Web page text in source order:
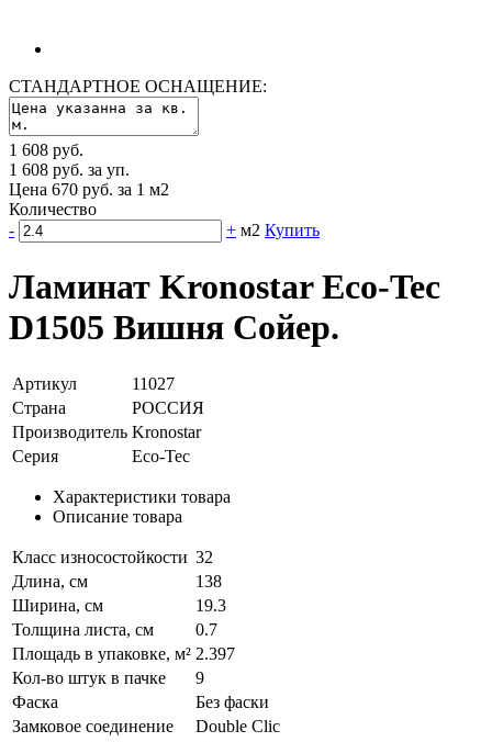
СТАНДАРТНОЕ ОСНАЩЕНИЕ:
1 608 руб.
1 608 руб. за уп.
Цена 670 руб. за 1 м2
Количество
-
+ м2 Купить
Ламинат Kronostar Eco-Tec
D1505 Вишня Сойер.
Артикул
11027
Страна
РОССИЯ
Производитель Kronostar
Серия
Eco-Tec
Характеристики товара
Описание товара
Класс износостойкости 32
Длина, см
138
Ширина, см
19.3
Толщина листа, см
0.7
Площадь в упаковке, м² 2.397
Кол-во штук в пачке
9
Фаска
Без фаски
Замковое соединение
Double Clic